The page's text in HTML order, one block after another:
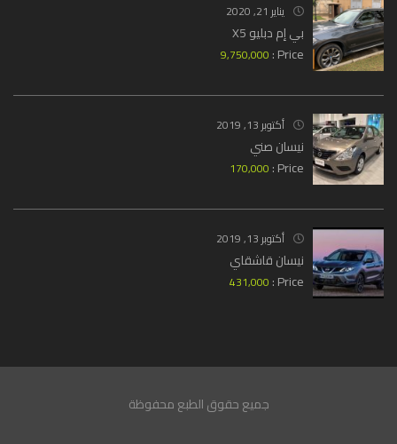
يناير 21, 2020
بي إم دبليو X5
Price :
9,750,000
أكتوبر 13, 2019
نيسان صني
Price :
170,000
أكتوبر 13, 2019
نيسان قاشقاي
Price :
431,000
جميع حقوق الطبع محفوظة